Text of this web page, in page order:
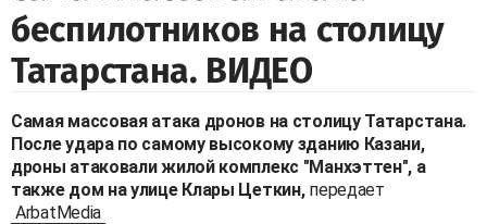
беспилотников на столицу
Татарстана. ВИДЕО
Самая массовая атака дронов на столицу Татарстана.
После удара по самому высокому зданию Казани,
дроны атаковали жилой комплекс "Манхэттен", а
также дом на улице Клары Цеткин,передает
ArbatMedia